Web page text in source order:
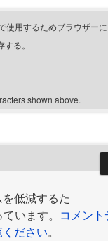
使用するためブラウザー
る。
shown above.
低減するた
います。 コメン
ださい。